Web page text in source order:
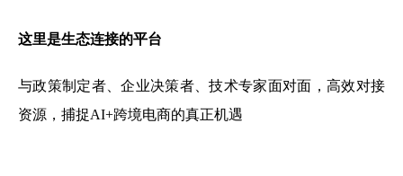
这里是生态连接的平台
与政策制定者、企业决策者、技术专家面对面，高效对接
资源，捕捉AI+跨境电商的真正机遇